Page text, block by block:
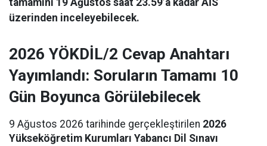
tamamını 19 Ağustos saat 23.59’a kadar AİS
üzerinden inceleyebilecek.
2026 YÖKDİL/2 Cevap Anahtarı
Yayımlandı: Soruların Tamamı 10
Gün Boyunca Görülebilecek
9 Ağustos 2026 tarihinde gerçekleştirilen 2026
Yükseköğretim Kurumları Yabancı Dil Sınavı